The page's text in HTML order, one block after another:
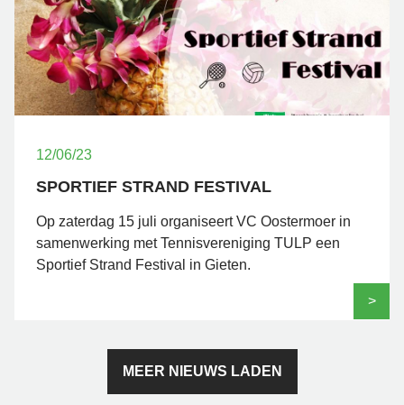
12/06/23
SPORTIEF STRAND FESTIVAL
Op zaterdag 15 juli organiseert VC Oostermoer in
samenwerking met Tennisvereniging TULP een
Sportief Strand Festival in Gieten.
>
MEER NIEUWS LADEN